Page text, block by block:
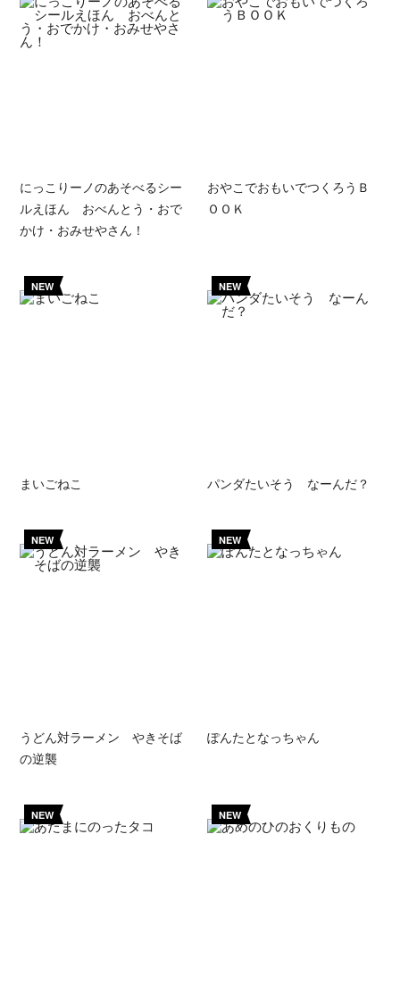
にっこりーノのあそべるシー
ルえほん おべんとう・おで
かけ・おみせやさん！
おやこでおもいでつくろうＢ
ＯＯＫ
NEW
まいごねこ
NEW
パンダたいそう なーんだ？
NEW
うどん対ラーメン やきそば
の逆襲
NEW
ぽんたとなっちゃん
NEW NEW